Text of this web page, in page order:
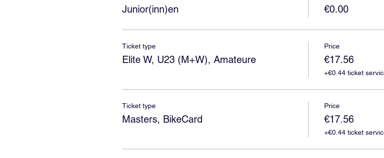
Junior(inn)en €0.00
Ticket type
Elite W, U23 (M+W), Amateure
Price
€17.56
+€0.44 ticket
Ticket type
Masters, BikeCard
Price
€17.56
+€0.44 ticket